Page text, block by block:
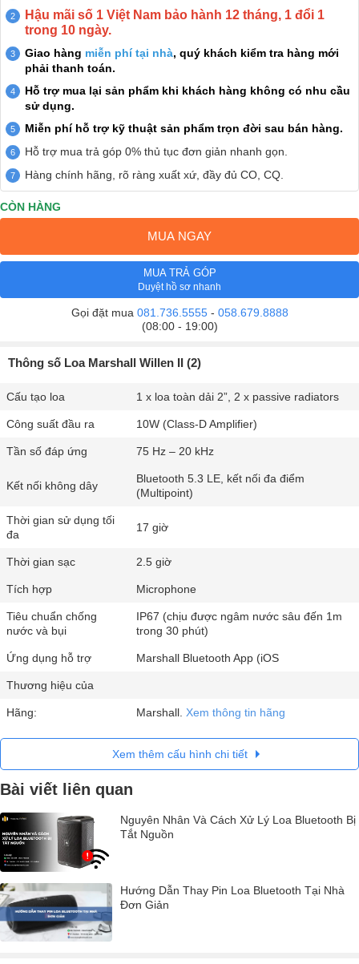
Hậu mãi số 1 Việt Nam bảo hành 12 tháng, 1 đổi 1
trong 10 ngày.
Giao hàng miễn phí tại nhà, quý khách kiểm tra hàng mới
phải thanh toán.
Hỗ trợ mua lại sản phẩm khi khách hàng không có nhu cầu
sử dụng.
Miễn phí hỗ trợ kỹ thuật sản phẩm trọn đời sau bán hàng.
Hỗ trợ mua trả góp 0% thủ tục đơn giản nhanh gọn.
Hàng chính hãng, rõ ràng xuất xứ, đầy đủ CO, CQ.
CÒN HÀNG
MUA NGAY
MUA TRẢ GÓP
Duyệt hồ sơ nhanh
Gọi đặt mua 081.736.5555- 058.679.8888
(08:00 - 19:00)
Thông số Loa Marshall Willen II (2)
Cấu tạo loa 1 x loa toàn dải 2”, 2 x passive radiators
Công suất đầu ra 10W (Class-D Amplifier)
Tần số đáp ứng 75 Hz – 20 kHz
Kết nối không dây
Bluetooth 5.3 LE, kết nối đa điểm
(Multipoint)
Thời gian sử dụng tối
đa
17 giờ
Thời gian sạc 2.5 giờ
Tích hợp Microphone
Tiêu chuẩn chống
nước và bụi
IP67 (chịu được ngâm nước sâu đến 1m
trong 30 phút)
Ứng dụng hỗ trợ Marshall Bluetooth App (iOS
Thương hiệu của
Hãng: Marshall. Xem thông tin hãng
Xem thêm cấu hình chi tiết
Bài viết liên quan
Nguyên Nhân Và Cách Xử Lý Loa Bluetooth Bị
Tắt Nguồn
Hướng Dẫn Thay Pin Loa Bluetooth Tại Nhà
Đơn Giản